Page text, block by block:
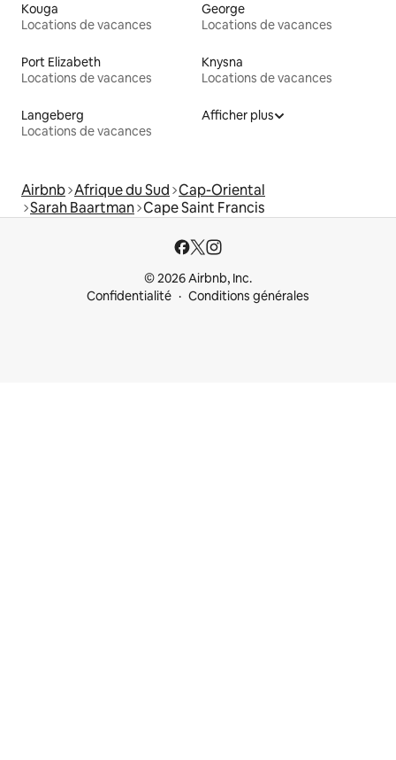
Kouga
Locations de vacances
George
Locations de vacances
Port Elizabeth
Locations de vacances
Knysna
Locations de vacances
Langeberg
Locations de vacances
Afficher plus
Airbnb Afrique du Sud Cap-Oriental
Sarah Baartman Cape Saint Francis
© 2026 Airbnb, Inc.
Confidentialité
Conditions générales